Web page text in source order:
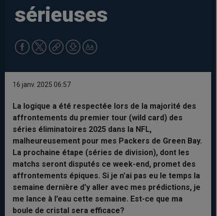
sérieuses
16 janv. 2025 06:57
La logique a été respectée lors de la majorité des
affrontements du premier tour (wild card) des
séries éliminatoires 2025 dans la NFL,
malheureusement pour mes Packers de Green Bay.
La prochaine étape (séries de division), dont les
matchs seront disputés ce week-end, promet des
affrontements épiques. Si je n’ai pas eu le temps la
semaine dernière d’y aller avec mes prédictions, je
me lance à l’eau cette semaine. Est-ce que ma
boule de cristal sera efficace?